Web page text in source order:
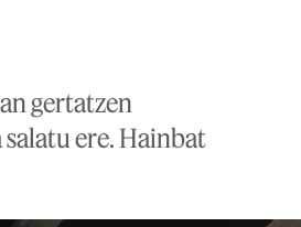
gertatzen
ere. Hainbat